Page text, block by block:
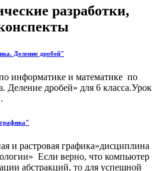
разработки,
Деление дробей"
информатике и математике по
Деление дробей» для 6 класса.Урок
и растровая графика»дисциплина
Если верно, что компьютер
абстракций, то для успешной